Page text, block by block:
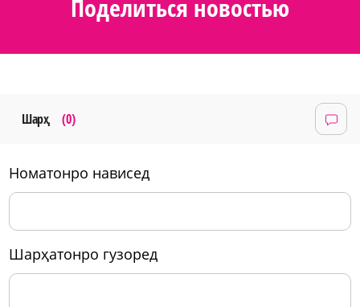
Поделиться новостью
Шарҳ (0)
номатонро нависед
шарҳатонро гузоред